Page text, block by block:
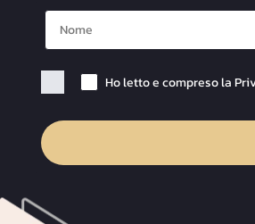
Nome
Checkbox PrivacyHo letto e compreso la